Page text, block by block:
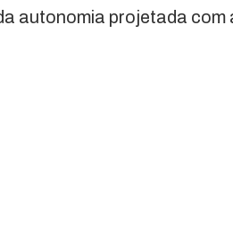
autonomia projetada com